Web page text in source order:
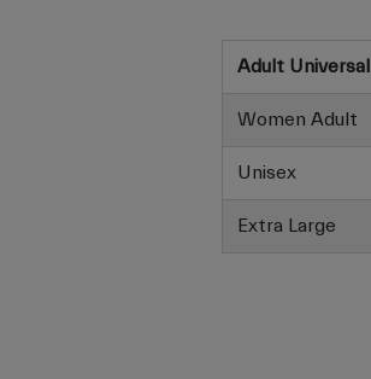
Adult Universal
Women Adult
Unisex
Extra Large